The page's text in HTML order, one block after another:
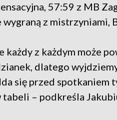
57:59 z MB
wygraną z mistrzyniami,
każdy z każdym może
dlatego
się przed spotkaniem
tabeli – podkreśla